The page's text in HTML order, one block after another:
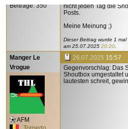
Beiträge: 350
nicht jeden Tag die
Posts.
Meine Meinung ;)
Dieser Beitrag wurde 1
am 25.07.2025 20:20.
Manger Le
Vrogue
AFM
26.07.2025 15:57
Gegenvorschlag: Das
Shoutbox umgestaltet
lautesten schreit,